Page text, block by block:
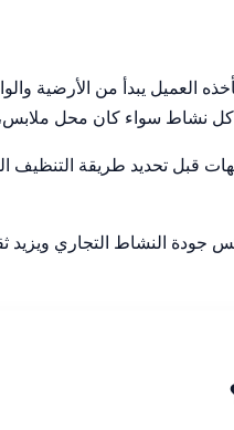
يبدأ من الأرضية
سواء كان محل ملابس،
قبل تحديد طريقة التنظيف
النشاط التجاري ويزيد